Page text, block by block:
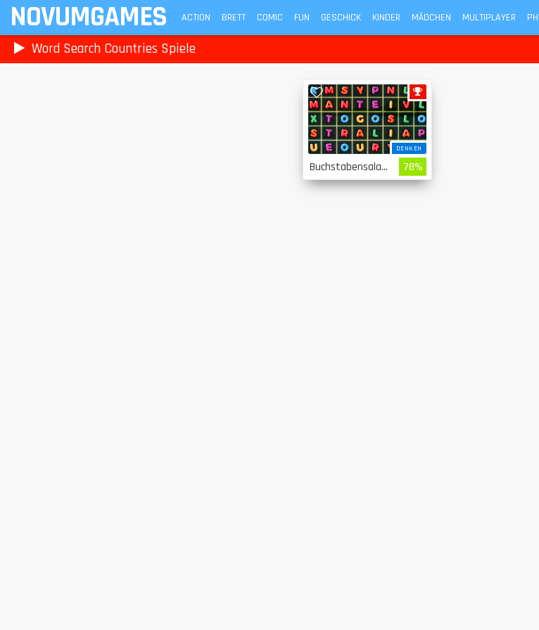
NOVUMGAMES ACTION BRETT COMIC FUN GESCHICK KINDER MÄDCHEN MULTIPLAYER
Word Search Countries Spiele
DENKEN
Buchstabensalat Länder 78%